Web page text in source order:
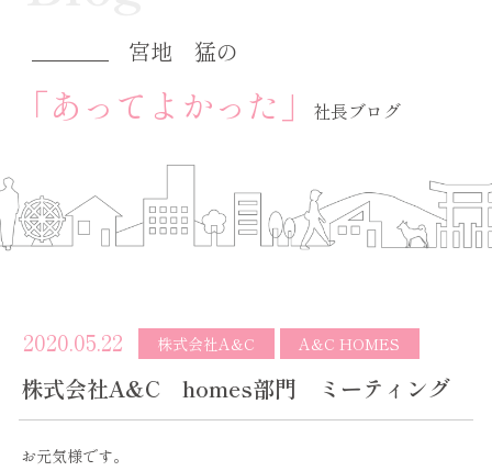
宮地 猛の
「あってよかった」 社長ブログ
2020.05.22 株式会社A&C A&C HOMES
株式会社A&C homes部門 ミーティング
お元気様です。